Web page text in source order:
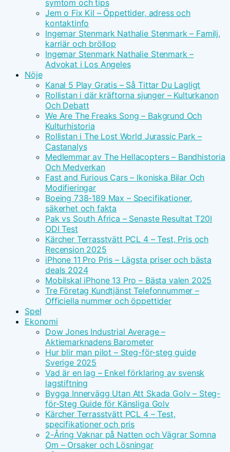
symtom och tips
Jem o Fix Kil – Öppettider, adress och
kontaktinfo
Ingemar Stenmark Nathalie Stenmark – Familj,
karriär och bröllop
Ingemar Stenmark Nathalie Stenmark –
Advokat i Los Angeles
Nöje
Kanal 5 Play Gratis – Så Tittar Du Lagligt
Rollistan i där kräftorna sjunger – Kulturkanon
Och Debatt
We Are The Freaks Song – Bakgrund Och
Kulturhistoria
Rollistan i The Lost World Jurassic Park –
Castanalys
Medlemmar av The Hellacopters – Bandhistoria
Och Medverkan
Fast and Furious Cars – Ikoniska Bilar Och
Modifieringar
Boeing 738-189 Max – Specifikationer,
säkerhet och fakta
Pak vs South Africa – Senaste Resultat T20I
ODI Test
Kärcher Terrasstvätt PCL 4 – Test, Pris och
Recension 2025
iPhone 11 Pro Pris – Lägsta priser och bästa
deals 2024
Mobilskal iPhone 13 Pro – Bästa valen 2025
Tre Företag Kundtjänst Telefonnummer –
Officiella nummer och öppettider
Spel
Ekonomi
Dow Jones Industrial Average –
Aktiemarknadens Barometer
Hur blir man pilot – Steg-för-steg guide
Sverige 2025
Vad är en lag – Enkel förklaring av svensk
lagstiftning
Bygga Innervägg Utan Att Skada Golv – Steg-
för-Steg Guide för Känsliga Golv
Kärcher Terrasstvätt PCL 4 – Test,
specifikationer och pris
2-Åring Vaknar på Natten och Vägrar Somna
Om – Orsaker och Lösningar